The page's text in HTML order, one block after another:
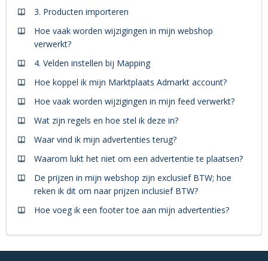
3. Producten importeren
Hoe vaak worden wijzigingen in mijn webshop
verwerkt?
4. Velden instellen bij Mapping
Hoe koppel ik mijn Marktplaats Admarkt account?
Hoe vaak worden wijzigingen in mijn feed verwerkt?
Wat zijn regels en hoe stel ik deze in?
Waar vind ik mijn advertenties terug?
Waarom lukt het niet om een advertentie te plaatsen?
De prijzen in mijn webshop zijn exclusief BTW; hoe
reken ik dit om naar prijzen inclusief BTW?
Hoe voeg ik een footer toe aan mijn advertenties?